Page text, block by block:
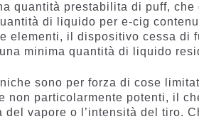
quantità prestabilita di puff,
di liquido per e-cig
elementi, il dispositivo cessa di
minima quantità di liquido
sono per forza di cose
non particolarmente potenti, il
vapore o l’intensità del tiro.